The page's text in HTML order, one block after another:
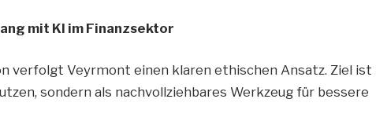
mit KI im Finanzsektor
verfolgt Veyrmont einen klaren ethischen Ansatz. Ziel ist
sondern als nachvollziehbares Werkzeug für bessere